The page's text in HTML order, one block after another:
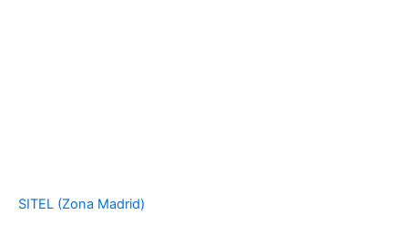
SITEL (Zona Madrid)